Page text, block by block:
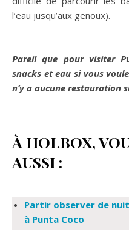
l’eau jusqu’aux genoux).
Pareil que pour visiter
snacks et eau si vous
n’y a aucune restauration
À HOLBOX,
AUSSI :
Partir observer de
à Punta Coco